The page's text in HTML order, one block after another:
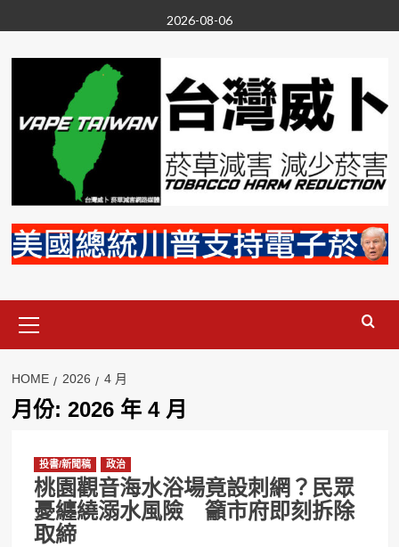
to
content
2026-08-06
Menu
HOME 2026 4 月
月份: 2026 年 4 月
投書/新聞稿 政治
桃園觀音海水浴場竟設刺網？民眾
憂纏繞溺水風險 籲市府即刻拆除
取締